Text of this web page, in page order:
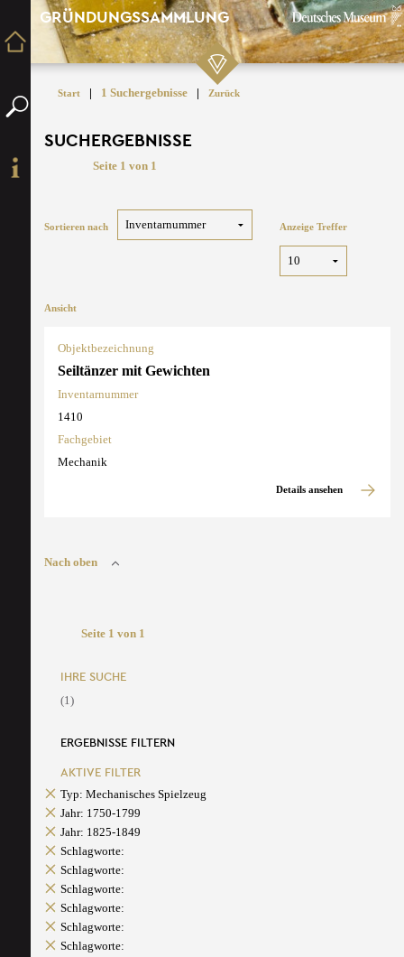
GRÜNDUNGSSAMMLUNG
Start | 1 Suchergebnisse | Zurück
SUCHERGEBNISSE
Seite 1 von 1
Sortieren nach Anzeige Treffer
Ansicht
Objektbezeichnung
Seiltänzer mit Gewichten
Inventarnummer
1410
Fachgebiet
Mechanik
Details ansehen
Nach oben
Seite 1 von 1
IHRE SUCHE
(1)
ERGEBNISSE FILTERN
AKTIVE FILTER
Typ: Mechanisches Spielzeug
Jahr: 1750-1799
Jahr: 1825-1849
Schlagworte:
Schlagworte:
Schlagworte:
Schlagworte:
Schlagworte:
Schlagworte: